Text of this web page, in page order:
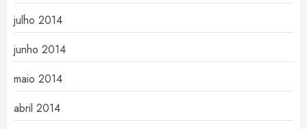
julho 2014
junho 2014
maio 2014
abril 2014